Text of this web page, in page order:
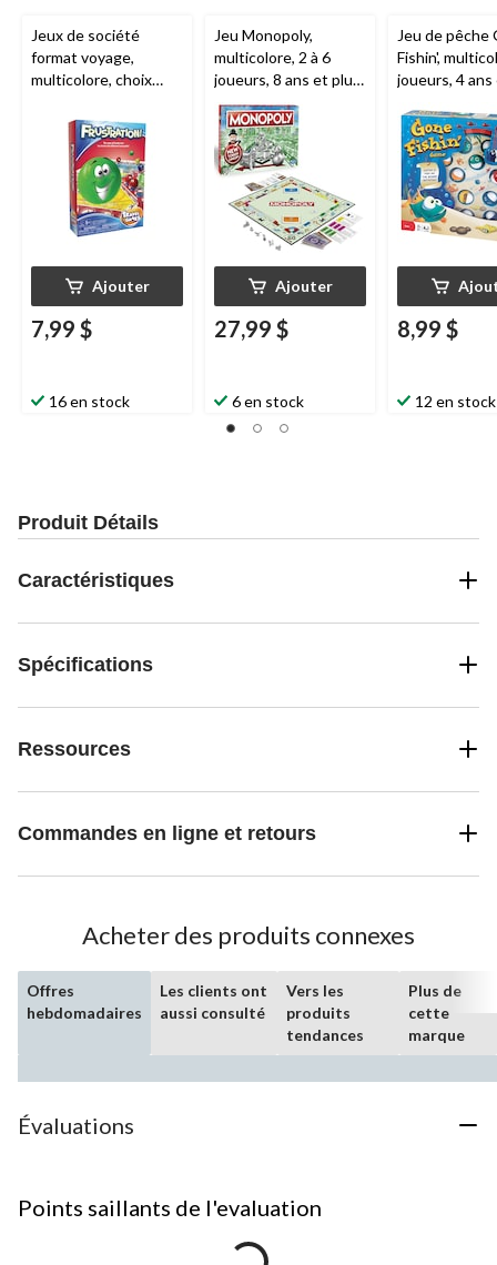
Jeux de société
format voyage,
multicolore, choix
anniversaire/cadeau-
surprise
Ajouter
7,99 $
16 en stock
Jeu Monopoly,
multicolore, 2 à 6
joueurs, 8 ans et plus,
pour
anniversaire/cadeau-
surprise
Ajouter
27,99 $
6 en stock
Jeu de pêche
Fishin',
joueurs, 4
anniversaire/
surprise
8,99 $
12 en stock
Produit Détails
Caractéristiques
Spécifications
Ressources
Commandes en ligne et retours
Acheter des produits connexes
Offres
hebdomadaires
Les clients ont
aussi consulté
Vers les
produits
tendances
Plus de
cette
marque
Évaluations
Points saillants de l'evaluation